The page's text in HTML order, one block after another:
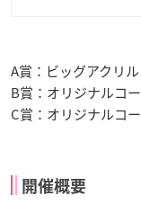
A賞：ビッグアクリ
B賞：オリジナルコ
C賞：オリジナルコ
開催概要